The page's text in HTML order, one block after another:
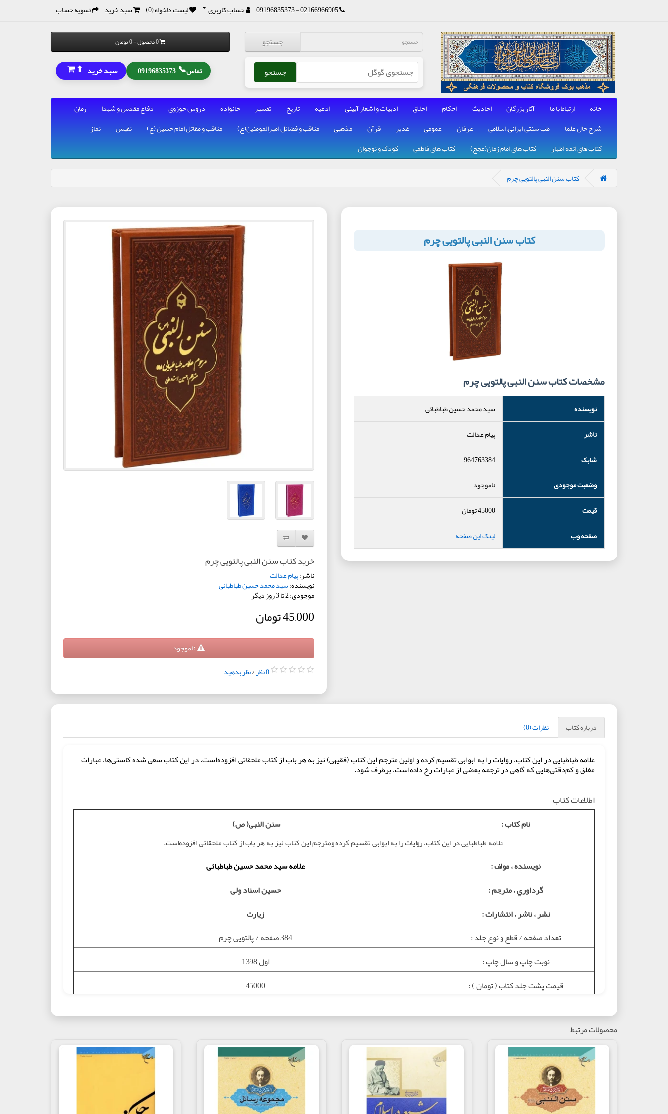
02166966905 - 09196835373 حساب کاربری لیست دلخواه (0) سبد خرید تسویه حساب
جستجو
جستجو
0 محصول - 0 تومان
تماس📞
09196835373 سبد خرید ⬆
خانه ارتباط با ما آثار بزرگان احادیث احکام اخلاق ادبیات و اشعار آیینی ادعیه تاریخ تفسیر خانواده دروس حوزوی دفاع مقدس و شهدا
رمان
شرح حال علما
طب سنتی, ایرانی, اسلامی عرفان عمومی غدیر قرآن مذهبی مناقب و فضائل امیرالمومنین(ع) مناقب و مقاتل امام حسین (ع) نفیس
نماز
کتاب های ائمه اطهار
کتاب های امام زمان(عجج) کتاب های فاطمی کودک و نوجوان
کتاب سنن النبی پالتویی چرم
کتاب سنن النبی پالتویی چرم
مشخصات کتاب سنن النبی پالتویی چرم
نویسنده
سید محمد حسین طباطبائی
ناشر
پیام عدالت
شابک
964763384
وضعیت موجودی
ناموجود
قیمت
45000تومان
صفحه وب
لینک این صفحه افزودن به لیست دلخواه
مقایسه این محصول
خرید کتاب سنن النبی پالتویی چرم
ناشر:پیام عدالت
نویسنده:سید محمد حسین طباطبائی
موجودی: 2 تا 3 روز دیگر
45,000 تومان
ناموجود
0 نظر /نظر بدهید
درباره کتاب نظرات (0)
علامه طباطبايی در اين كتاب، روايات را به ابوابی تقسيم كرده و اولين مترجم اين كتاب (فقيهی) نيز به هر باب از كتاب ملحقاتی افزوده‌است. در اين كتاب سعی شده كاستی‌ها، عبارات
مغلق و كم‌دقتی‌هايی كه گاهی در ترجمه بعضی از عبارات رخ داده‌است، برطرف شود.
اطلاعات کتاب
نام کتاب : سنن النبی( ص)
علامه طباطبايی در اين كتاب، روايات را به ابوابی تقسيم كرده ومترجم اين كتاب نيز به هر باب از كتاب ملحقاتی افزوده‌است.
نويسنده ، مولف :
علامه سید محمد حسین طباطبائی
گرداوري ، مترجم :
حسین استاد ولی
نشر ، ناشر ، انتشارات :
زیارت
تعداد صفحه / قطع و نوع جلد :
384 صفحه / پالتویی چرم
نوبت چاپ و سال چاپ :
اول 1398
قيمت پشت جلد کتاب ( تومان ) :
45000
تگ ها :
کتاب سنن النبی علامه طباطبائی,آثار علامه طباطبائی, تألیفات علامه طباطبائی
درباره کتاب
محصولات مرتبط